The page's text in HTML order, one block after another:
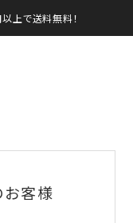
上で送料無料！
客様